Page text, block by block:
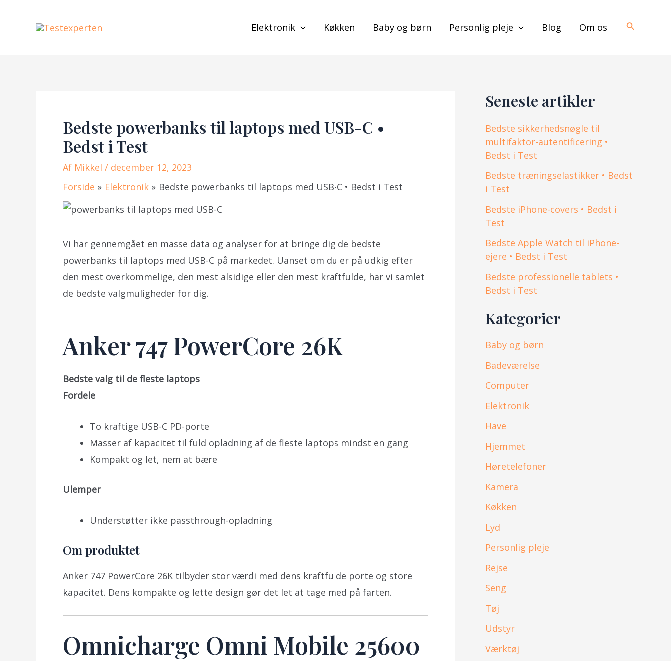
Elektronik Køkken Baby og børn Personlig pleje Blog Om os Søg
Bedste powerbanks til laptops med USB-C •
Bedst i Test
Af Mikkel / december 12, 2023
Forside
Elektronik Bedste powerbanks til laptops med USB-C • Bedst i Test
Vi har gennemgået en masse data og analyser for at bringe dig de bedste
powerbanks til laptops med USB-C på markedet. Uanset om du er på udkig efter
den mest overkommelige, den mest alsidige eller den mest kraftfulde, har vi samlet
de bedste valgmuligheder for dig.
Anker 747 PowerCore 26K
Bedste valg til de fleste laptops
Fordele
To kraftige USB-C PD-porte
Masser af kapacitet til fuld opladning af de fleste laptops mindst en gang
Kompakt og let, nem at bære
Ulemper
Understøtter ikke passthrough-opladning
Om produktet
Anker 747 PowerCore 26K tilbyder stor værdi med dens kraftfulde porte og store
kapacitet. Dens kompakte og lette design gør det let at tage med på farten.
Omnicharge Omni Mobile 25600
Seneste artikler
Bedste sikkerhedsnøgle til
multifaktor-autentificering •
Bedst i Test
Bedste træningselastikker • Bedst
i Test
Bedste iPhone-covers • Bedst i
Test
Bedste Apple Watch til iPhone-
ejere • Bedst i Test
Bedste professionelle tablets •
Bedst i Test
Kategorier
Baby og børn
Badeværelse
Computer
Elektronik
Have
Hjemmet
Høretelefoner
Kamera
Køkken
Lyd
Personlig pleje
Rejse
Seng
Tøj
Udstyr
Værktøj